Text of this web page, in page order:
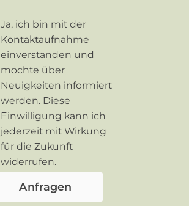
Ja, ich bin mit der
Kontaktaufnahme
einverstanden und
möchte über
Neuigkeiten informiert
werden. Diese
Einwilligung kann ich
jederzeit mit Wirkung
für die Zukunft
widerrufen.